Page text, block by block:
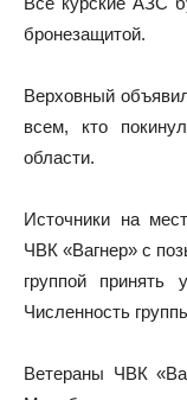
бронезащитой.
Верховный
всем, кто
области.
Источники на
ЧВК «Вагнер» с
группой принять
Численность
Ветераны ЧВК